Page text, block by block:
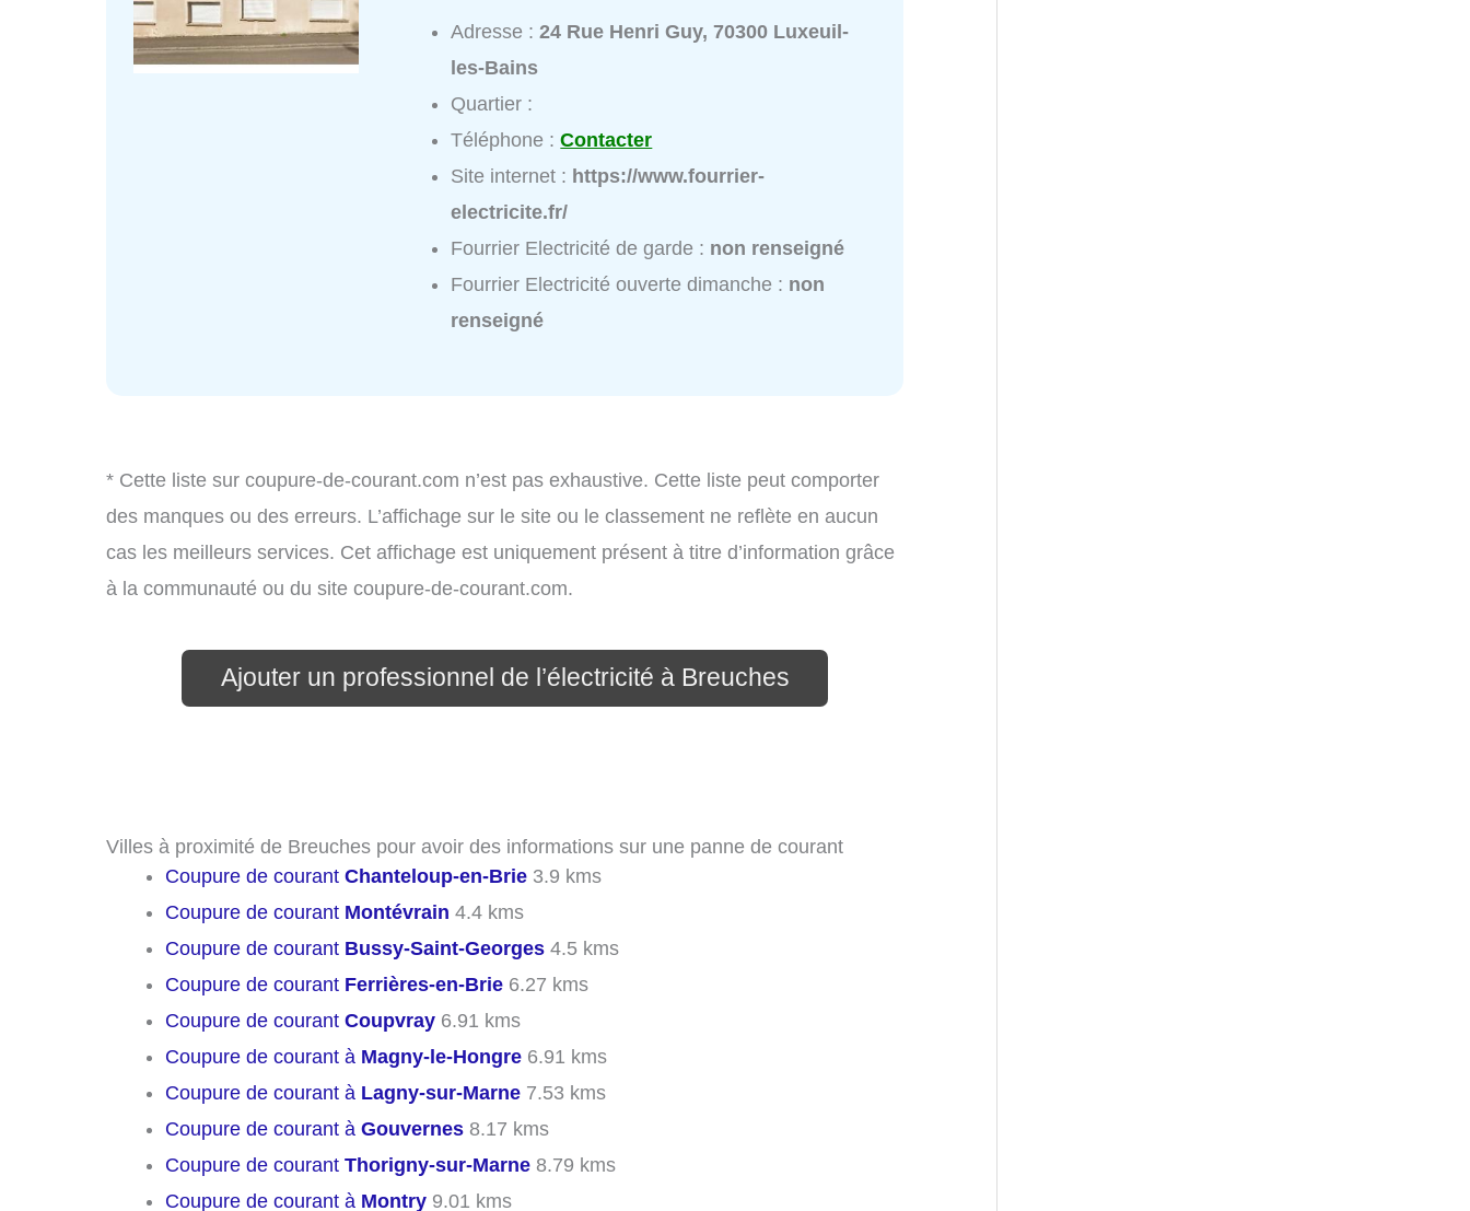
Adresse :24 Rue Henri Guy, 70300 Luxeuil-
les-Bains
Quartier :
Téléphone :Contacter
Site internet : https://www.fourrier-
electricite.fr/
Fourrier Electricité de garde : non renseigné
Fourrier Electricité ouverte dimanche : non
renseigné
* Cette liste sur coupure-de-courant.com n’est pas exhaustive. Cette liste peut comporter
des manques ou des erreurs. L’affichage sur le site ou le classement ne reflète en aucun
cas les meilleurs services. Cet affichage est uniquement présent à titre d’information grâce
à la communauté ou du site coupure-de-courant.com.
Ajouter un professionnel de l’électricité à Breuches
Villes à proximité de Breuches pour avoir des informations sur une panne de courant
Coupure de courant Chanteloup-en-Brie 3.9 kms
Coupure de courant Montévrain 4.4 kms
Coupure de courant Bussy-Saint-Georges 4.5 kms
Coupure de courant Ferrières-en-Brie 6.27 kms
Coupure de courant Coupvray 6.91 kms
Coupure de courant à Magny-le-Hongre 6.91 kms
Coupure de courant à Lagny-sur-Marne 7.53 kms
Coupure de courant à Gouvernes 8.17 kms
Coupure de courant Thorigny-sur-Marne 8.79 kms
Coupure de courant à Montry 9.01 kms